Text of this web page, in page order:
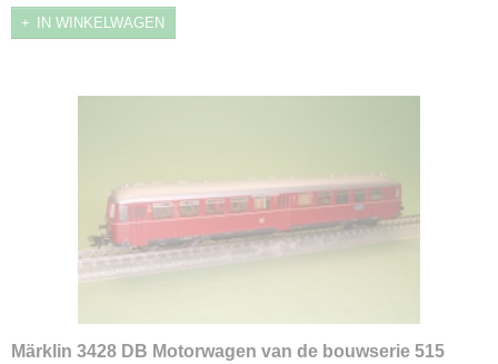
IN WINKELWAGEN
Märklin 3428 DB Motorwagen van de bouwserie 515